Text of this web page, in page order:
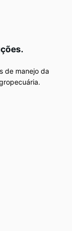
de manejo da